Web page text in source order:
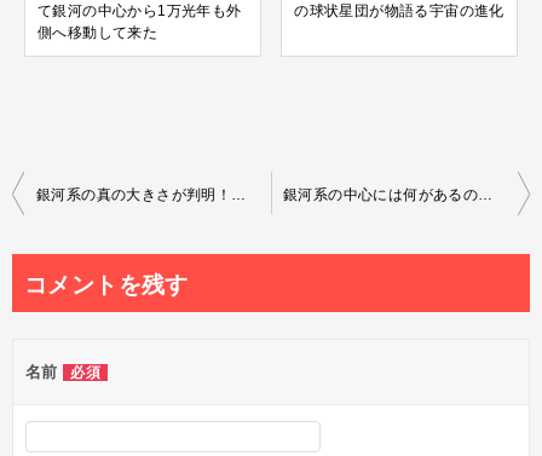
て銀河の中心から1万光年も外
側へ移動して来た
の球状星団が物語る宇宙の進化
投
ビ
ー
シ
銀河系の真の大きさが判明！天の川の境界線は想像を超えた果て 銀河系の中心には何があるのか？明るい原因と星の密度の因果関係
コメントを残す
名前 必須